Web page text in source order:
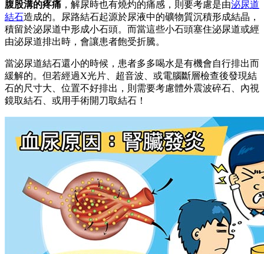
腹股溝的疼痛 ，解尿時也有燒灼的痛感，則要考慮是由泌尿道
結石造成的。尿路結石起源於尿液中的礦物質沉積形成結晶，
積留於泌尿道中形成小石頭。而當這些小石頭塞住泌尿道或經
由泌尿道排出時，會讓患者飽受折騰。
當泌尿道結石還小的時候，患者多多喝水是有機會自行排出而
緩解的。但若經過X光片、超音波、或電腦斷層檢查後發現結
石的尺寸大、位置不好排出，則需要考慮體外震波碎石、內視
鏡取結石、或用手術開刀取結石！